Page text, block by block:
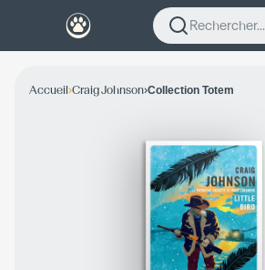
Rechercher...
Accueil›Craig Johnson›Collection Totem